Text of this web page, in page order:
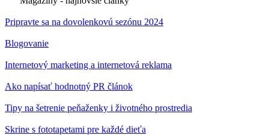
Pripravte sa na dovolenkovú sezónu 2024
Blogovanie
Internetový marketing a internetová reklama
Ako napísať hodnotný PR článok
Tipy na šetrenie peňaženky i životného prostredia
Skrine s fototapetami pre každé dieťa